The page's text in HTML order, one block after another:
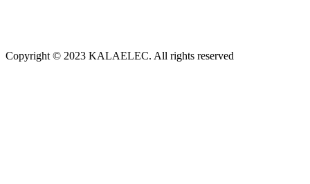
Copyright © 2023 KALAELEC. All rights reserved